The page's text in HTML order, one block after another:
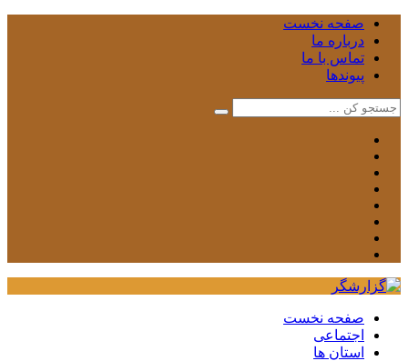
صفحه نخست
درباره ما
تماس با ما
پیوندها
صفحه نخست
اجتماعی
استان ها